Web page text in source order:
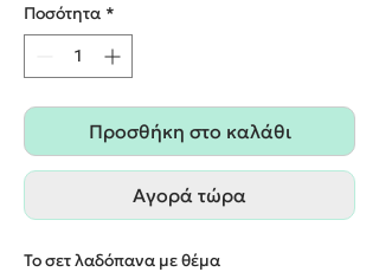
Ποσότητα *
Προσθήκη στο καλάθι
Αγορά τώρα
Το σετ λαδόπανα με θέμα